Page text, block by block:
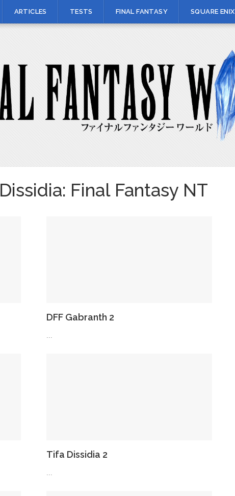
ARTICLES TESTS FINAL FANTASY SQUARE ENIX
Dissidia: Final Fantasy NT
DFF Gabranth 2
Tifa Dissidia 2